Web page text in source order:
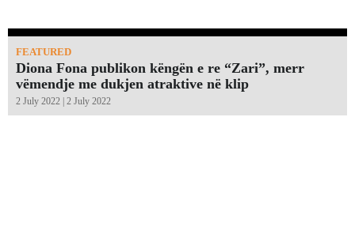
FEATURED
Diona Fona publikon këngën e re “Zari”, merr
vëmendje me dukjen atraktive në klip
2 July 2022 | 2 July 2022